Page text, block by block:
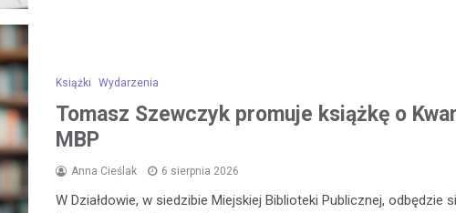
Książki Wydarzenia
Tomasz Szewczyk promuje książkę o
MBP
Anna Cieślak 6 sierpnia 2026
W Działdowie, w siedzibie Miejskiej Biblioteki Publicznej, odbędzie